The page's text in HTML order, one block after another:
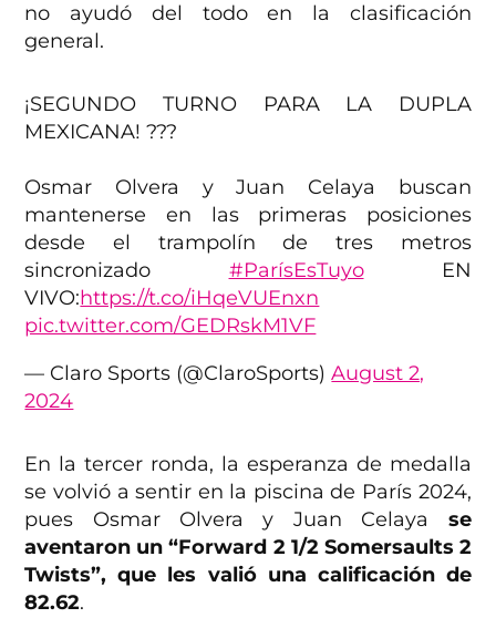
no ayudó del todo en la clasificación
general.
¡SEGUNDO TURNO PARA LA DUPLA
MEXICANA! ???
Osmar Olvera y Juan Celaya buscan
mantenerse en las primeras posiciones
desde el trampolín de tres metros
sincronizado #ParísEsTuyoEN
VIVO:https://t.co/iHqeVUEnxn
pic.twitter.com/GEDRskM1VF
— Claro Sports (@ClaroSports)August 2,
2024
En la tercer ronda, la esperanza de medalla
se volvió a sentir en la piscina de París 2024,
pues Osmar Olvera y Juan Celaya se
aventaron un “Forward 2 1/2 Somersaults 2
Twists”, que les valió una calificación de
82.62.